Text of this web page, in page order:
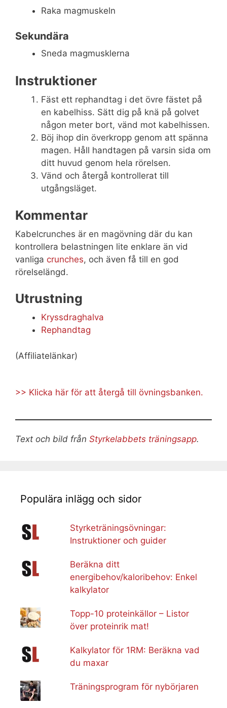
Raka magmuskeln
Sekundära
Sneda magmusklerna
Instruktioner
Fäst ett rephandtag i det övre fästet på
en kabelhiss. Sätt dig på knä på golvet
någon meter bort, vänd mot kabelhissen.
Böj ihop din överkropp genom att spänna
magen. Håll handtagen på varsin sida om
ditt huvud genom hela rörelsen.
Vänd och återgå kontrollerat till
utgångsläget.
Kommentar
Kabelcrunches är en magövning där du kan
kontrollera belastningen lite enklare än vid
vanliga crunches, och även få till en god
rörelselängd.
Utrustning
Kryssdraghalva
Rephandtag
(Affiliatelänkar)
>> Klicka här för att återgå till övningsbanken.
Text och bild från Styrkelabbets träningsapp.
Populära inlägg och sidor
Styrketräningsövningar:
Instruktioner och guider
Beräkna ditt
energibehov/kaloribehov: Enkel
kalkylator
Topp-10 proteinkällor – Listor
över proteinrik mat!
Kalkylator för 1RM: Beräkna vad
du maxar
Träningsprogram för nybörjaren